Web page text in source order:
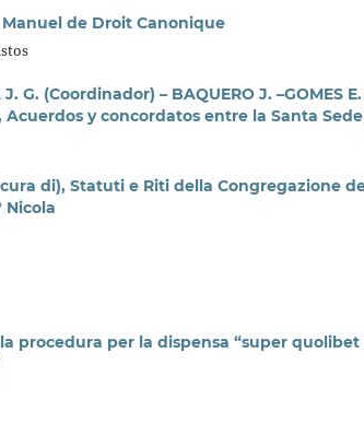
Manuel de Droit Canonique
J. G. (Coordinador) – BAQUERO J. –GOMES
Acuerdos y concordatos entre la Santa
cura di), Statuti e Riti della Congregazione
Nicola
procedura per la dispensa “super